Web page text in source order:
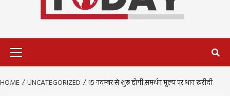
HOME UNCATEGORIZED 15 नवम्बर से शुरू होगी समर्थन मूल्य पर धान खरीदी